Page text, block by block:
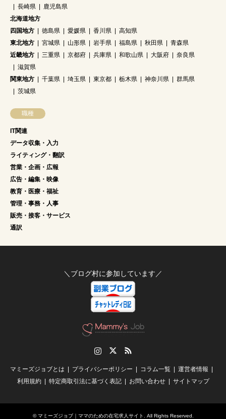
長崎県
鹿児島県
北海道地方
四国地方
徳島県 愛媛県 香川県
高知県
東北地方
宮城県 山形県 岩手県 福島県 秋田県
青森県
近畿地方
三重県 京都府 兵庫県 和歌山県 大阪府
奈良県
滋賀県
関東地方
千葉県 埼玉県 東京都 栃木県 神奈川県
群馬県
茨城県
職種
IT関連
データ収集・入力
ライティング・翻訳
営業・企画・広報
広告・編集・映像
教育・医療・福祉
管理・事務・人事
販売・接客・サービス
通訳
＼ブログ村に参加しています／
マミーズジョブとは プライバシーポリシー コラム一覧
運営者情報
利用規約
特定商取引法に基づく表記 お問い合わせ サイトマップ
©マミーズジョブ｜ママのための在宅求人サイト . All Rights Reserved.